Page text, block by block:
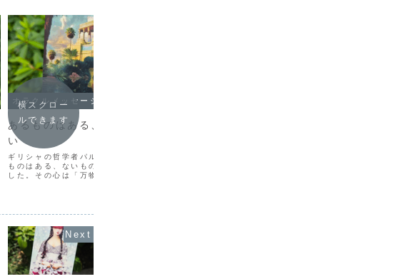
オラクルメッセージ
あるものはある、ないものはな
い
ギリシャの哲学者パルメニデスは「ある
ものはある、ないものはない」と言いま
した。その心は「万物の根源は「存
らない」というわけです。なんだか...
横スクロー
ルできます